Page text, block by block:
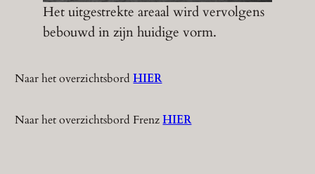
Het uitgestrekte areaal wird vervolgens
bebouwd in zijn huidige vorm.
Naar het overzichtsbordHIER
Naar het overzichtsbord FrenzHIER